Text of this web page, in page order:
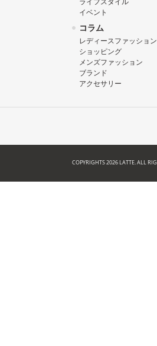
イベント
コラム
レディースファッション
ショッピング
メンズファッション
ブランド
アクセサリー
COPYRIGHTS 2026 LATTE. ALL